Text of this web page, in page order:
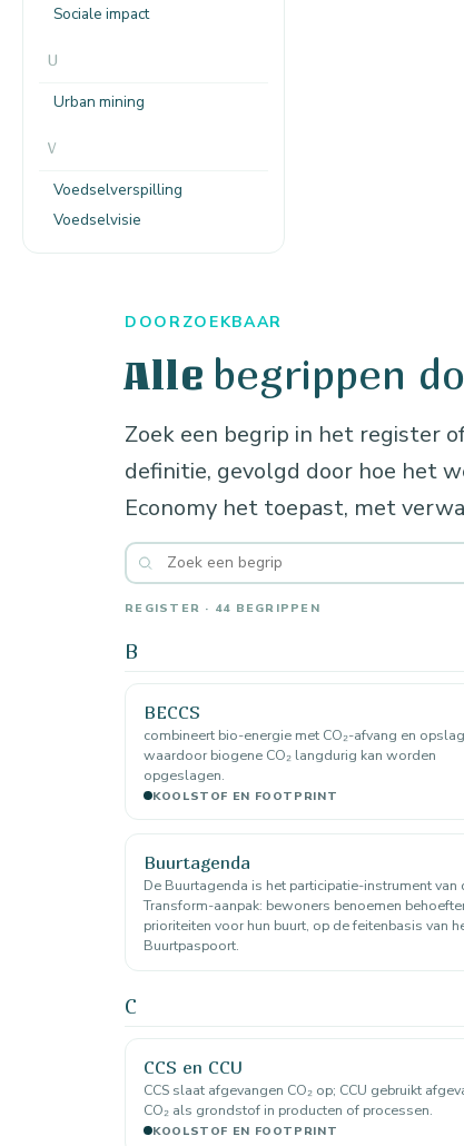
Sociale impact
U
Urban mining
V
Voedselverspilling
Voedselvisie
DOORZOEKBAAR
Alle begrippen
Zoek een begrip in het register
definitie, gevolgd door hoe het
Economy het toepast, met
REGISTER · 44 BEGRIPPEN
B
BECCS
combineert bio-energie met CO₂-afvang en
waardoor biogene CO₂ langdurig kan worden
opgeslagen.
KOOLSTOF EN FOOTPRINT
Buurtagenda
De Buurtagenda is het participatie-instrument van
Transform-aanpak: bewoners benoemen
prioriteiten voor hun buurt, op de feitenbasis van
Buurtpaspoort.
C
CCS en CCU
CCS slaat afgevangen CO₂ op; CCU gebruikt
CO₂ als grondstof in producten of processen.
KOOLSTOF EN FOOTPRINT